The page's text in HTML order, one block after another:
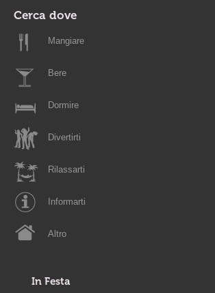
Cerca dove
Mangiare
Bere
Dormire
Divertirti
Rilassarti
Informarti
Altro
In Festa